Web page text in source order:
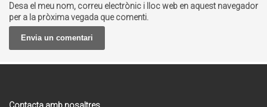
Desa el meu nom, correu electrònic i lloc web en aquest navegador
per a la pròxima vegada que comenti.